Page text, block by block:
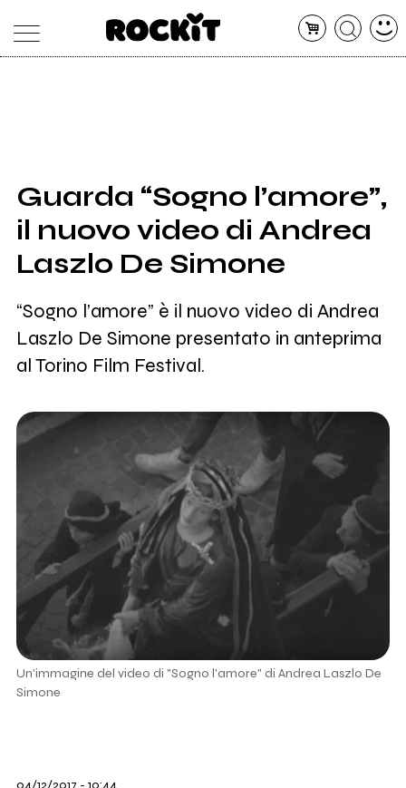
SHOP
RADIO
Guarda “Sogno l’amore”,
il nuovo video di Andrea
Laszlo De Simone
“Sogno l’amore” è il nuovo video di Andrea
Laszlo De Simone presentato in anteprima
al Torino Film Festival.
Un'immagine del video di "Sogno l'amore" di Andrea Laszlo De
Simone
04/12/2017 - 10:44